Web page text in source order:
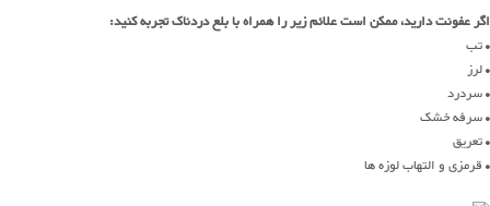
اگر عفونت دارید، ممکن است علائم زیر را همراه با بلع دردناک تجربه کنید:
• تب
• لرز
• سردرد
• سرفه خشک
• تعریق
• قرمزی و التهاب لوزه ها